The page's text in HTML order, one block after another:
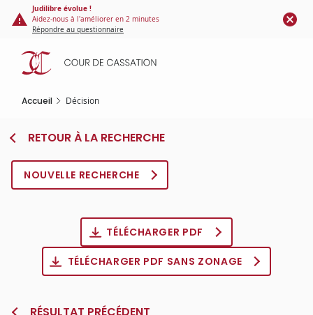
Panneau de gestion des cookies
contenu
principal
Judilibre évolue !
Aidez-nous à l'améliorer en 2 minutes
Répondre au questionnaire
Accueil Décision
RETOUR À LA RECHERCHE
NOUVELLE RECHERCHE
TÉLÉCHARGER PDF
TÉLÉCHARGER PDF SANS ZONAGE
RÉSULTAT PRÉCÉDENT